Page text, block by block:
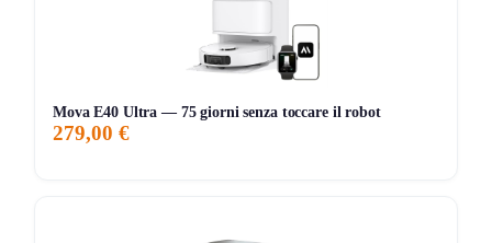
anche per chi lavora da casa o ha bambini piccoli. Qualche
utente ha notato che in spazi molto disordinati o con oggetti
sparsi a terra il robot può incontrare difficoltà, ma nella
maggior parte dei casi riesce a mantenere la casa pulita
Mova E40 Ultra — 75 giorni senza toccare il robot
279,00 €